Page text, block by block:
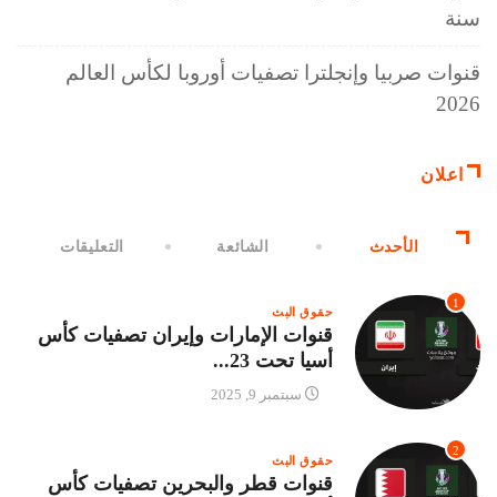
سنة
قنوات صربيا وإنجلترا تصفيات أوروبا لكأس العالم
2026
اعلان
الأحدث الشائعة التعليقات
1
حقوق البث
قنوات الإمارات وإيران تصفيات كأس
أسيا تحت 23...
سبتمبر 9, 2025
2
حقوق البث
قنوات قطر والبحرين تصفيات كأس